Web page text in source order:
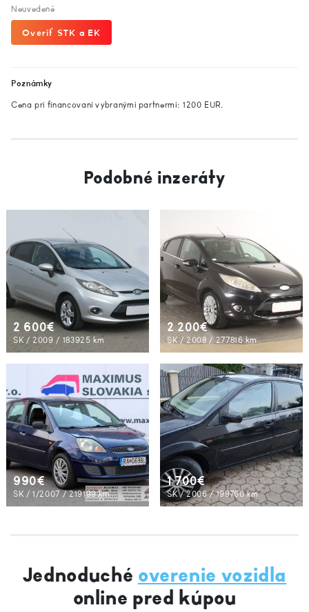
Neuvedené
Overiť STK a EK
Poznámky
Cena pri financovaní vybranými partnermi: 1200 EUR.
Podobné inzeráty
2 600€
SK / 2009 / 183925 km
2 200€
SK / 2008 / 277816 km
990€
SK / 1/2007 / 219199 km
1 700€
SK / 2006 / 199760 km
Jednoduché overenie vozidla
online pred kúpou